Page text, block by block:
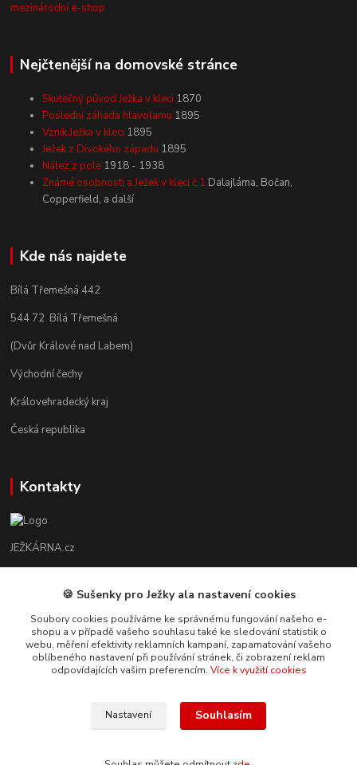
mezinárodní e-shop
Nejčtenější na domovské stránce
Skutečný původ Ježka v kleci 1870
Poslední záhada hlavolamu 1895
Vznik Ježka v kleci 1895
Ježek z Divokého západu 1895
Nález z pole 1918 - 1938
Známé osobnosti a Ježek v kleci č.1 Dalajláma, Bočan,
Copperfield, a další
Kde nás najdete
Bílá Třemešná 442
544 72 Bílá Třemešná
(Dvůr Králové nad Labem)
Východní čechy
Královehradecký kraj
Česká republika
Kontakty
JEŽKÁRNA.cz
732 864 037
(Po-So, 8-17 hod.)
info@jezkarna.cz
JEŽKÁRNA.cz - specializovaný e-shop s hlavolamy
🍪 Sušenky pro Ježky ala nastavení cookies
Soubory cookies používáme ke správnému fungování našeho e-
shopu a v případě vašeho souhlasu také ke sledování statistik o
webu, měření efektivity reklamních kampaní, zapamatování vašeho
oblíbeného nastavení při používání stránek, či zobrazení reklam
odpovídajících vašim preferencím. Více k využití cookies
Nastavení Souhlasím